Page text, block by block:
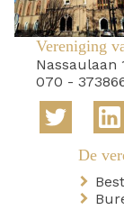
Vereniging
Nassaulaan
070 -